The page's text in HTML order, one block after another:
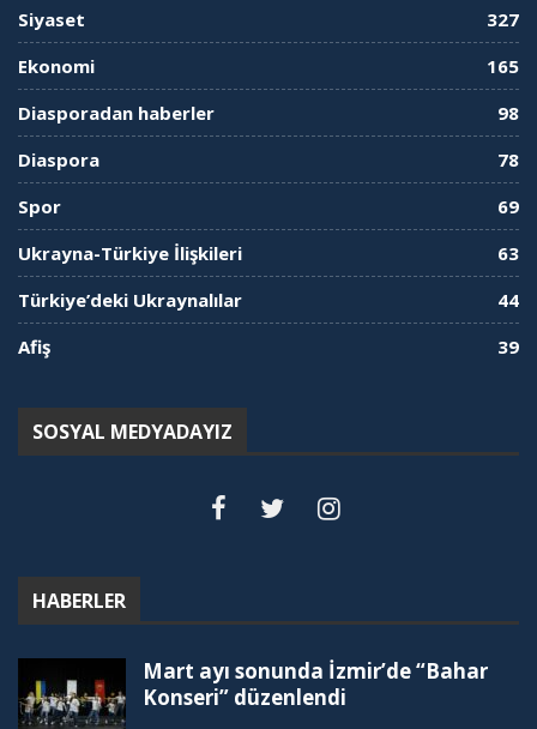
Siyaset
327
Ekonomi
165
Diasporadan haberler
98
Diaspora
78
Spor
69
Ukrayna-Türkiye İlişkileri
63
Türkiye’deki Ukraynalılar
44
Afiş
39
SOSYAL MEDYADAYIZ
HABERLER
Mart ayı sonunda İzmir’de “Bahar
Konseri” düzenlendi